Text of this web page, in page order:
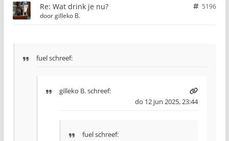
Re: Wat drink je nu?
5196
doorgilleko B.
fuel schreef:
gilleko B.schreef:
do 12 jun 2025, 23:44
fuel schreef: